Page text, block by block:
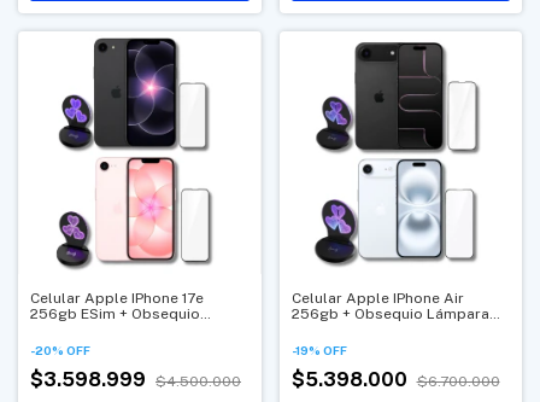
Celular Apple IPhone 17e
256gb ESim + Obsequio
Y Vidrio
-20% OFF
$3.598.999 $4.500.000
Celular Apple IPhone Air
256gb + Obsequio Lámpara
-19% OFF
$5.398.000 $6.700.000